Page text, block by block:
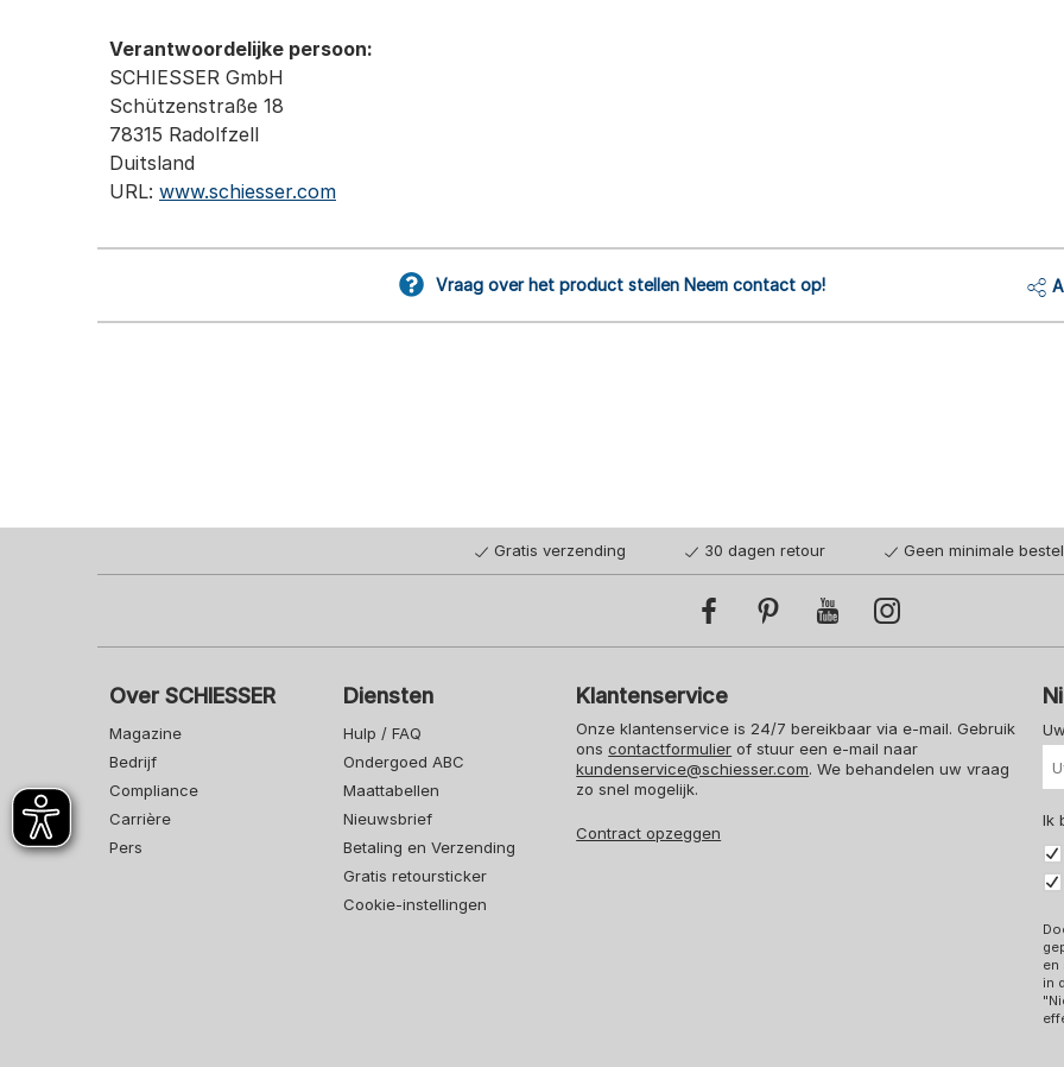
Verantwoordelijke persoon:
SCHIESSER GmbH
Schützenstraße 18
78315 Radolfzell
Duitsland
URL: www.schiesser.com
Vraag over het product stellen Neem contact op!
Gratis verzending 30 dagen retour Geen minimale
Over SCHIESSER
Magazine
Bedrijf
Compliance
Carrière
Pers
Diensten
Hulp / FAQ
Ondergoed ABC
Maattabellen
Nieuwsbrief
Betaling en Verzending
Gratis retoursticker
Cookie-instellingen
Klantenservice
Onze klantenservice is 24/7 bereikbaar via e-mail. Gebruik
onscontactformulier of stuur een e-mail naar
kundenservice@schiesser.com. We behandelen uw vraag
zo snel mogelijk.
Contract opzeggen
Ik
en
in